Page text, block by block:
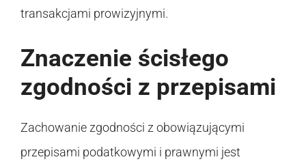
transakcjami prowizyjnymi.
Znaczenie ścisłego
zgodności z przepisami
Zachowanie zgodności z obowiązującymi
przepisami podatkowymi i prawnymi jest